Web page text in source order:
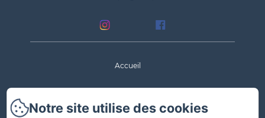
Accueil
Notre site utilise des cookies